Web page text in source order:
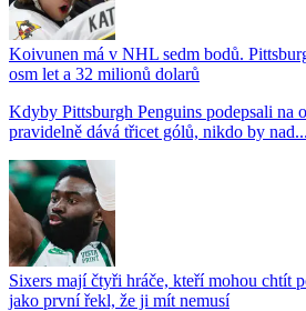
Koivunen má v NHL sedm bodů.
osm let a 32 milionů dolarů
Kdyby Pittsburgh Penguins podepsali na
pravidelně dává třicet gólů, nikdo by nad...
Sixers mají čtyři hráče, kteří mohou chtít
jako první řekl, že ji mít nemusí